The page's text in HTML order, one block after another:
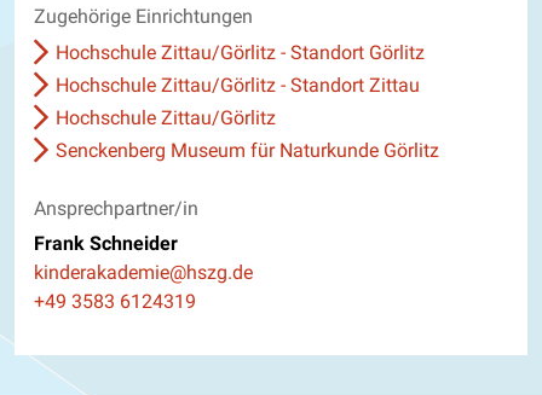
Zugehörige Einrichtungen
Hochschule Zittau/Görlitz - Standort Görlitz
Hochschule Zittau/Görlitz - Standort Zittau
Hochschule Zittau/Görlitz
Senckenberg Museum für Naturkunde Görlitz
Ansprechpartner/in
Frank Schneider
E-Mail
kinderakademie@hszg.de
Telefon
+49 3583 6124319